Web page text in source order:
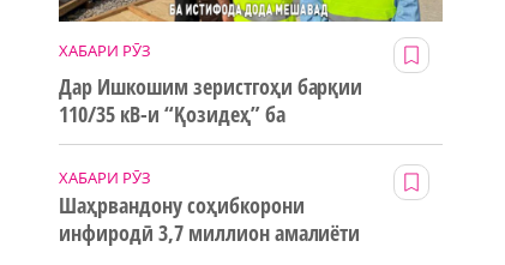
ХАБАРИ РӮЗ
Дар Ишкошим зеристгоҳи барқии
110/35 кВ-и “Қозидеҳ” ба
истифода дода мешавад
ХАБАРИ РӮЗ
Шаҳрвандону соҳибкорони
инфиродӣ 3,7 миллион амалиёти